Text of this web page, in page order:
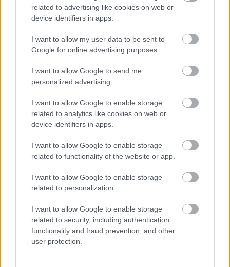
related to advertising like cookies on web or
device identifiers in apps.
I want to allow my user data to be sent to
Google for online advertising purposes.
I want to allow Google to send me
personalized advertising.
I want to allow Google to enable storage
related to analytics like cookies on web or
device identifiers in apps.
I want to allow Google to enable storage
related to functionality of the website or app.
I want to allow Google to enable storage
related to personalization.
I want to allow Google to enable storage
related to security, including authentication
functionality and fraud prevention, and other
user protection.
Odalépett az alvó férfihoz a győri állomáson: amit ezután